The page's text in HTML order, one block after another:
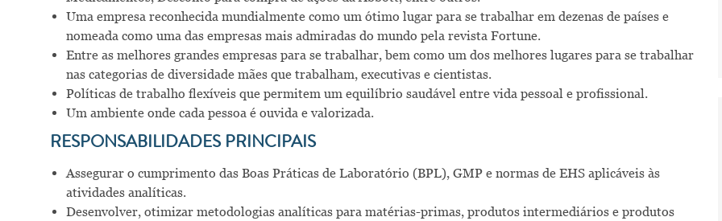
Uma empresa reconhecida mundialmente como um ótimo lugar para se trabalhar em dezenas de países e
nomeada como uma das empresas mais admiradas do mundo pela revista Fortune.
Entre as melhores grandes empresas para se trabalhar, bem como um dos melhores lugares para se trabalhar
nas categorias de diversidade mães que trabalham, executivas e cientistas.
Políticas de trabalho flexíveis que permitem um equilíbrio saudável entre vida pessoal e profissional.
Um ambiente onde cada pessoa é ouvida e valorizada.
RESPONSABILIDADES PRINCIPAIS
Assegurar o cumprimento das Boas Práticas de Laboratório (BPL), GMP e normas de EHS aplicáveis às
atividades analíticas.
Desenvolver, otimizar metodologias analíticas para matérias-primas, produtos intermediários e produtos